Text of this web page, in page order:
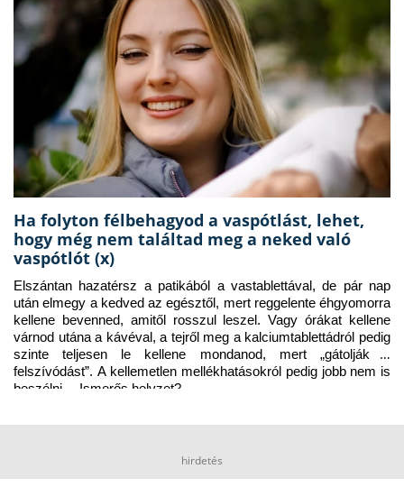
Ha folyton félbehagyod a vaspótlást, lehet,
hogy még nem találtad meg a neked való
vaspótlót (x)
Elszántan hazatérsz a patikából a vastablettával, de pár nap
után elmegy a kedved az egésztől, mert reggelente éhgyomorra
kellene bevenned, amitől rosszul leszel. Vagy órákat kellene
várnod utána a kávéval, a tejről meg a kalciumtablettádról pedig
szinte teljesen le kellene mondanod, mert „gátolják a
felszívódást”. A kellemetlen mellékhatásokról pedig jobb nem is
beszélni… Ismerős helyzet?
hirdetés